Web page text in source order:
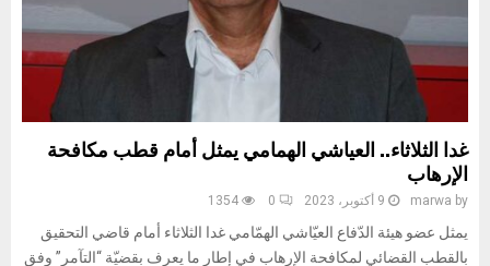
غدا الثلاثاء.. العياشي الهمامي يمثل أمام قطب مكافحة
الإرهاب
by
marwa 9 أكتوبر، 2023 0
1354
يمثل عضو هيئة الدّفاع العيّاشي الهمّامي غدا الثلاثاء أمام قاضي التحقيق
بالقطب القضائي لمكافحة الإرهاب في إطار ما يعرف بقضيّة “التآمر” وفق